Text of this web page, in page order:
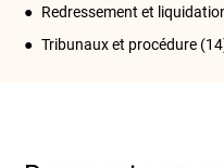
Redressement et
Tribunaux et procédure